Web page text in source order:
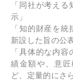
「同社が考え
示」
「知的財産を
新設した旨の公表
「具体的な内
績金額や、意
ど、定量的にさ